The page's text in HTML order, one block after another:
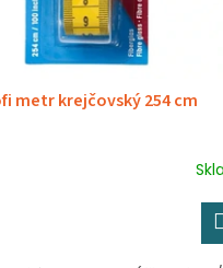
metr krejčovský 254 cm